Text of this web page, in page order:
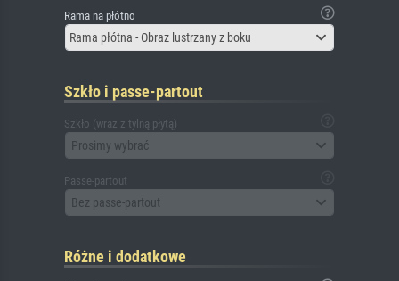
Rama na płótno
Rama płótna - Obraz lustrzany z boku
Szkło i passe-partout
Szkło (wraz z tylną płytą)
Prosimy wybrać
Passe-partout
Bez passe-partout
Różne i dodatkowe